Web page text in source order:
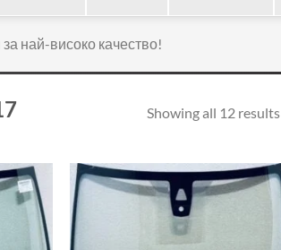
най-високо качество!
Showing all 12 results